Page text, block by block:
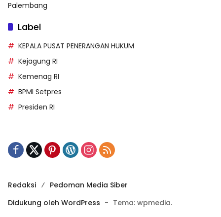
Palembang
Label
KEPALA PUSAT PENERANGAN HUKUM
Kejagung RI
Kemenag RI
BPMI Setpres
Presiden RI
Redaksi
Pedoman Media Siber
Didukung oleh WordPress - Tema: wpmedia.